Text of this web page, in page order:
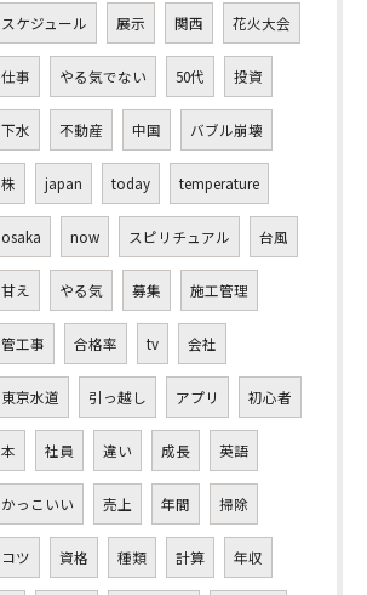
スケジュール 展示 関西 花火大会
仕事 やる気でない 50代 投資
下水 不動産 中国 バブル崩壊
株 japan today temperature
osaka now スピリチュアル 台風
甘え やる気 募集 施工管理
管工事 合格率 tv 会社
東京水道 引っ越し アプリ 初心者
本 社員 違い 成長 英語
かっこいい 売上 年間 掃除
コツ 資格 種類 計算 年収